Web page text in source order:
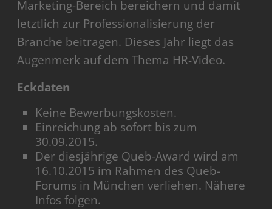
Marketing-Bereich bereichern und damit
letztlich zur Professionalisierung der
Branche beitragen. Dieses Jahr liegt das
Augenmerk auf dem Thema HR-Video.
Eckdaten
Keine Bewerbungskosten.
Einreichung ab sofort bis zum
30.09.2015.
Der diesjährige Queb-Award wird am
16.10.2015 im Rahmen des Queb-
Forums in München verliehen. Nähere
Infos folgen.